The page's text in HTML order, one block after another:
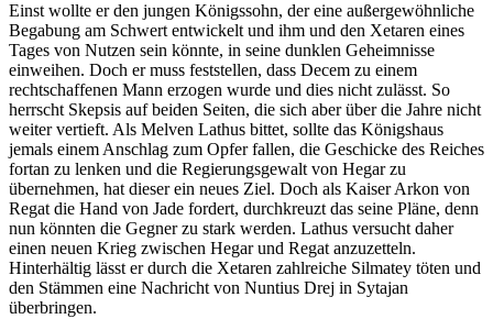
Einst wollte er den jungen Königssohn, der eine außergewöhnliche
Begabung am Schwert entwickelt und ihm und den Xetaren eines
Tages von Nutzen sein könnte, in seine dunklen Geheimnisse
einweihen. Doch er muss feststellen, dass Decem zu einem
rechtschaffenen Mann erzogen wurde und dies nicht zulässt. So
herrscht Skepsis auf beiden Seiten, die sich aber über die Jahre nicht
weiter vertieft. Als Melven Lathus bittet, sollte das Königshaus
jemals einem Anschlag zum Opfer fallen, die Geschicke des Reiches
fortan zu lenken und die Regierungsgewalt von Hegar zu
übernehmen, hat dieser ein neues Ziel. Doch als Kaiser Arkon von
Regat die Hand von Jade fordert, durchkreuzt das seine Pläne, denn
nun könnten die Gegner zu stark werden. Lathus versucht daher
einen neuen Krieg zwischen Hegar und Regat anzuzetteln.
Hinterhältig lässt er durch die Xetaren zahlreiche Silmatey töten und
den Stämmen eine Nachricht von Nuntius Drej in Sytajan
überbringen.